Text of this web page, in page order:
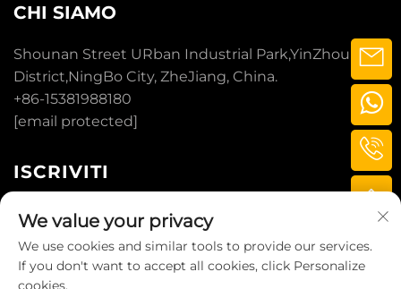
CHI SIAMO
Shounan Street URban Industrial Park,YinZhou
District,NingBo City, ZheJiang, China.
+86-15381988180
[email protected]
ISCRIVITI
We value your privacy
We use cookies and similar tools to provide our services.
If you don't want to accept all cookies, click Personalize
cookies.